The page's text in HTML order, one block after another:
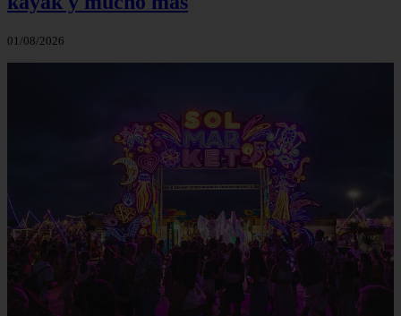
01/08/2026